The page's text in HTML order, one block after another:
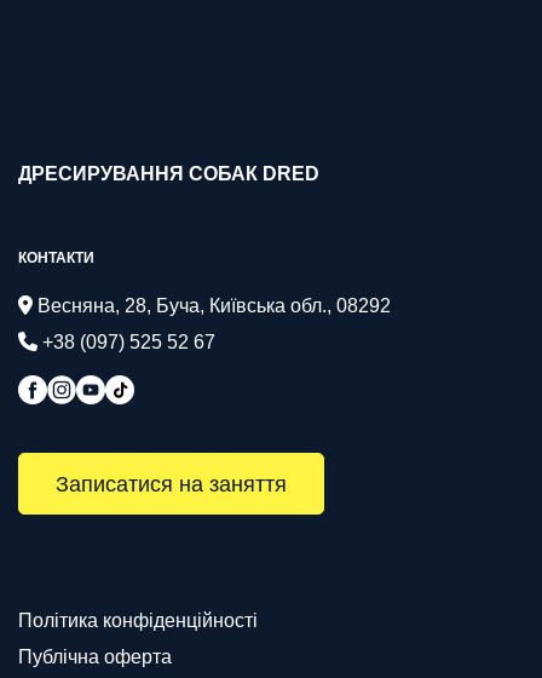
ДРЕСИРУВАННЯ СОБАК DRED
КОНТАКТИ
Весняна, 28, Буча, Київська обл., 08292
+38 (097) 525 52 67
Записатися на заняття
Політика конфіденційності
Публічна оферта